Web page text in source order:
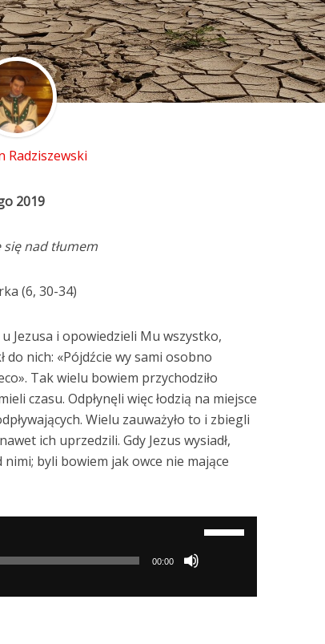
Radziszewski
2019
się nad tłumem
(6, 30-34)
Jezusa i opowiedzieli Mu wszystko,
do nich: «Pójdźcie wy sami osobno
Tak wielu bowiem przychodziło
czasu. Odpłynęli więc łodzią na miejsce
Wielu zauważyło to i zbiegli
ich uprzedzili. Gdy Jezus wysiadł,
nimi; byli bowiem jak owce nie mające
00:00